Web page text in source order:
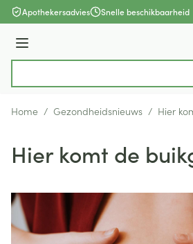
Ga naar de inhoud
Apothekersadvies Snelle beschikbaarheid
Menu
Home / Gezondheidsnieuws / Hier
Hier komt de